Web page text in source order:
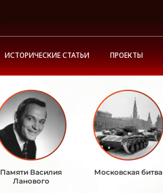
ИСТОРИЧЕСКИЕ СТАТЬИ ПРОЕКТЫ
Памяти Василия
Ланового
Московская битва